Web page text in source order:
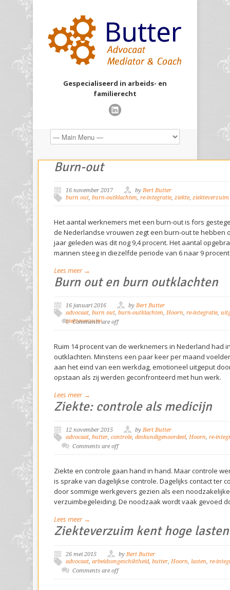
Gespecialiseerd in arbeids- en
familierecht
Burn-out
16 november 2017 by Bert Butter
burn out, burn-outklachten, re-integratie, ziekte, ziekteverzuim
Het aantal werknemers met een burn-out is fors
de Nederlandse vrouwen zegt een burn-out te hebben
jaar geleden was dit nog 9,4 procent. Het aantal
mannen steeg in diezelfde periode van 6 naar 9 procent
Lees meer →
Burn out en burn outklachten
16 januari 2016 by Bert Butter
advocaat, burn out, burn-outklachten, Hoorn, re-integratie,
ziekteverzuim
Comments are off
Ruim 14 procent van de werknemers in Nederland had
outklachten. Minstens een paar keer per maand
aan het eind van een werkdag, emotioneel uitgeput
opstaan als zij werden geconfronteerd met hun werk.
Lees meer →
Ziekte: controle als medicijn
12 november 2015 by Bert Butter
advocaat, butter, controle, deskundigenoordeel, Hoorn, re-
Comments are off
Ziekte en controle gaan hand in hand. Maar controle
is sprake van dagelijkse controle. Dagelijks contact ter
door sommige werkgevers gezien als een
verzuimbegeleiding. De noodzaak wordt vaak gevoed
Lees meer →
Ziekteverzuim kent hoge lasten
26 mei 2015 by Bert Butter
advocaat, arbeidsongeschiktheid, butter, Hoorn, lasten, re-
Comments are off